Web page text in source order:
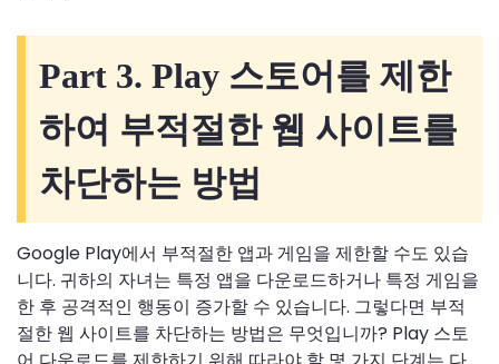
Part 3. Play 스토어를 제한
하여 부적절한 웹 사이트를
차단하는 방법
Google Play에서 부적절한 앱과 게임을 제한할 수도 있습
니다. 귀하의 자녀는 특정 앱을 다운로드하거나 특정 게임을
한 후 공격적인 행동이 증가할 수 있습니다. 그렇다면 부적
절한 웹 사이트를 차단하는 방법은 무엇입니까? Play 스토